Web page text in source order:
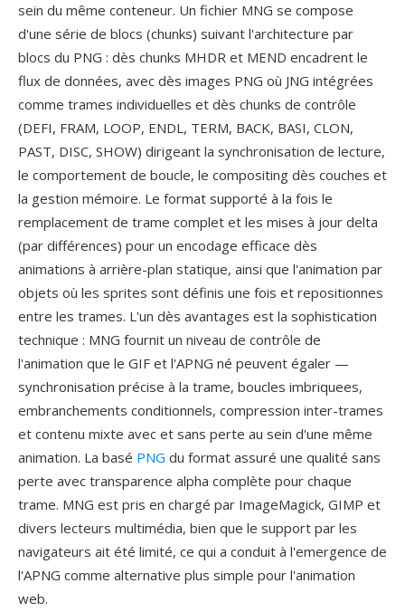
sein du même conteneur. Un fichier MNG se compose
d'une série de blocs (chunks) suivant l'architecture par
blocs du PNG : dès chunks MHDR et MEND encadrent le
flux de données, avec dès images PNG où JNG intégrées
comme trames individuelles et dès chunks de contrôle
(DEFI, FRAM, LOOP, ENDL, TERM, BACK, BASI, CLON,
PAST, DISC, SHOW) dirigeant la synchronisation de lecture,
le comportement de boucle, le compositing dès couches et
la gestion mémoire. Le format supporté à la fois le
remplacement de trame complet et les mises à jour delta
(par différences) pour un encodage efficace dès
animations à arrière-plan statique, ainsi que l'animation par
objets où les sprites sont définis une fois et repositionnes
entre les trames. L'un dès avantages est la sophistication
technique : MNG fournit un niveau de contrôle de
l'animation que le GIF et l'APNG né peuvent égaler —
synchronisation précise à la trame, boucles imbriquees,
embranchements conditionnels, compression inter-trames
et contenu mixte avec et sans perte au sein d'une même
animation. La basé PNG du format assuré une qualité sans
perte avec transparence alpha complète pour chaque
trame. MNG est pris en chargé par ImageMagick, GIMP et
divers lecteurs multimédia, bien que le support par les
navigateurs ait été limité, ce qui a conduit à l'emergence de
l'APNG comme alternative plus simple pour l'animation
web.